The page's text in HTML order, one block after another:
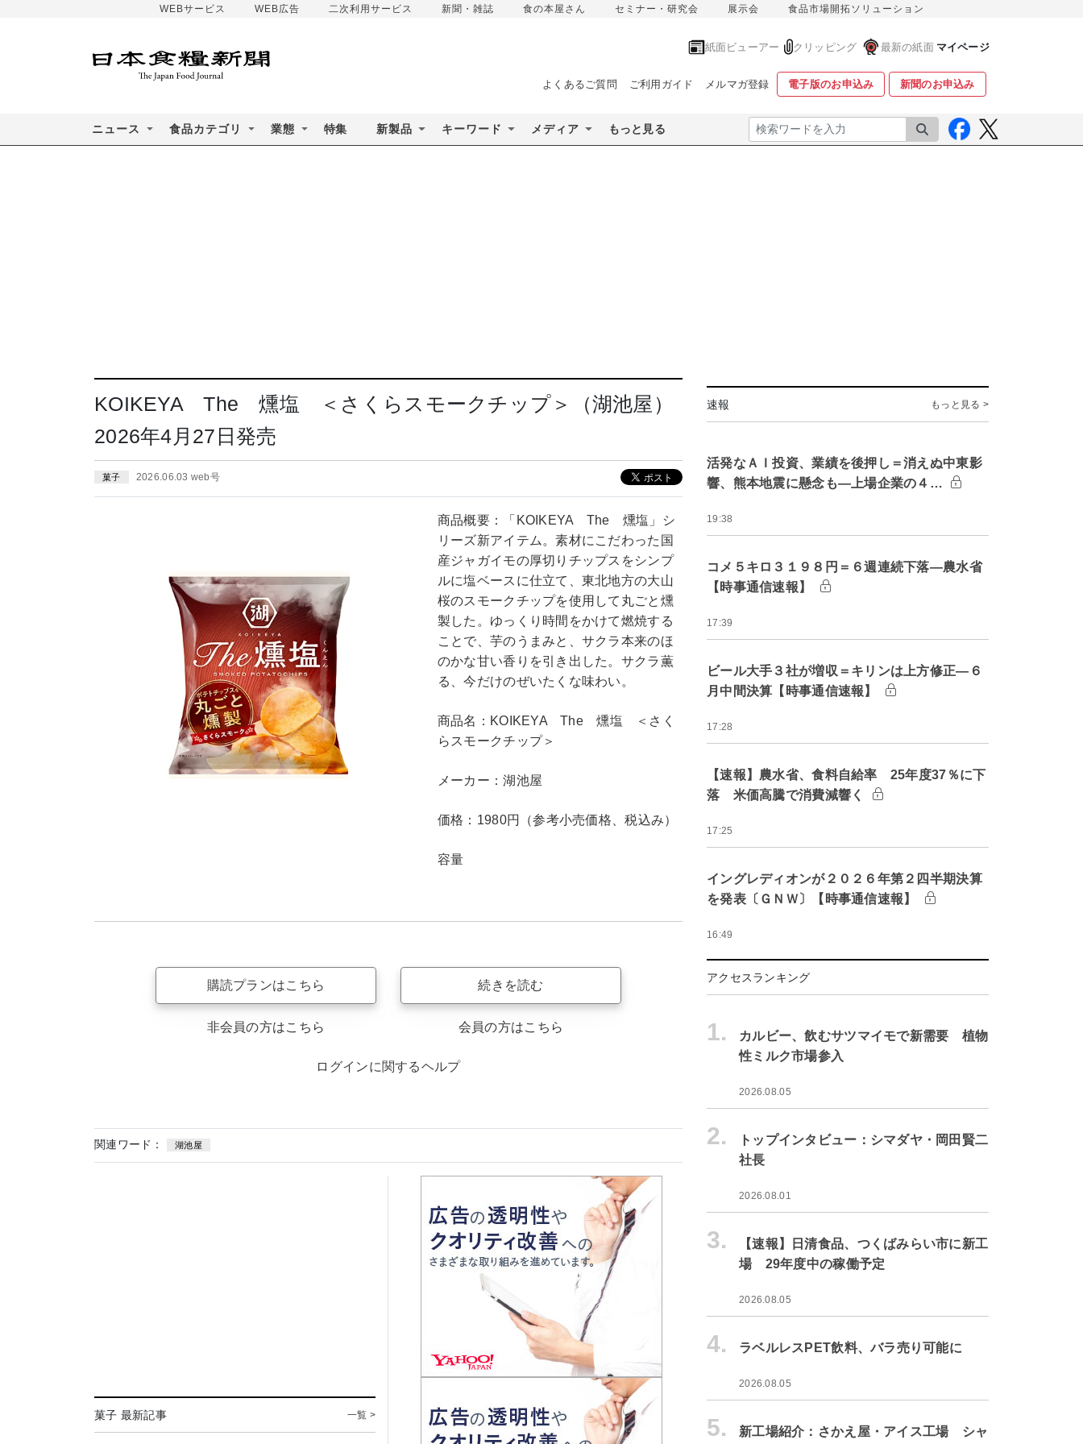
WEBサービス WEB広告 二次利用サービス 新聞・雑誌 食の本屋さん セミナー・研究会 展示会 食品市場開拓ソリューション
紙面ビューアー クリッピング 最新の紙面 マイページ
よくあるご質問 ご利用ガイド メルマガ登録 電子版のお申込み 新聞のお申込み
ニュース 食品カテゴリ 業態 特集 新製品 キーワード メディア もっと見る 検索
KOIKEYA The 燻塩 ＜さくらスモークチップ＞（湖池屋）
2026年4月27日発売
菓子 2026.06.03 web号
商品概要：「KOIKEYA The 燻塩」シ
リーズ新アイテム。素材にこだわった国
産ジャガイモの厚切りチップスをシンプ
ルに塩ベースに仕立て、東北地方の大山
桜のスモークチップを使用して丸ごと燻
製した。ゆっくり時間をかけて燃焼する
ことで、芋のうまみと、サクラ本来のほ
のかな甘い香りを引き出した。サクラ薫
る、今だけのぜいたくな味わい。
商品名：KOIKEYA The 燻塩 ＜さく
らスモークチップ＞
メーカー：湖池屋
価格：1980円（参考小売価格、税込み）
容量
購読プランはこちら
非会員の方はこちら
続きを読む
会員の方はこちら
ログインに関するヘルプ
関連ワード： 湖池屋
菓子 最新記事 一覧 >
速報 もっと見る >
活発なＡＩ投資、業績を後押し＝消えぬ中東影
響、熊本地震に懸念も―上場企業の４…
19:38
コメ５キロ３１９８円＝６週連続下落―農水省
【時事通信速報】
17:39
ビール大手３社が増収＝キリンは上方修正―６
月中間決算【時事通信速報】
17:28
【速報】農水省、食料自給率 25年度37％に下
落 米価高騰で消費減響く
17:25
イングレディオンが２０２６年第２四半期決算
を発表〔ＧＮＷ〕【時事通信速報】
16:49
アクセスランキング
1.
カルビー、飲むサツマイモで新需要 植物
性ミルク市場参入
2026.08.05
2.
トップインタビュー：シマダヤ・岡田賢二
社長
2026.08.01
3.
【速報】日清食品、つくばみらい市に新工
場 29年度中の稼働予定
2026.08.05
4. ラベルレスPET飲料、バラ売り可能に
2026.08.05
5. 新工場紹介：さかえ屋・アイス工場 シャ